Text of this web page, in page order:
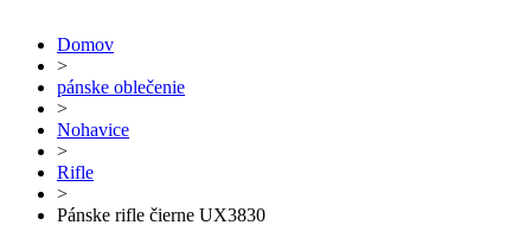
Domov
>
pánske oblečenie
>
Nohavice
>
Rifle
>
Pánske rifle čierne UX3830